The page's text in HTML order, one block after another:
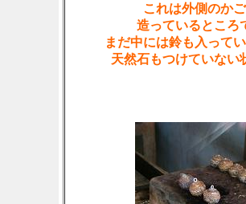
これは外側のか
造っているところ
まだ中には鈴も入って
天然石もつけていない